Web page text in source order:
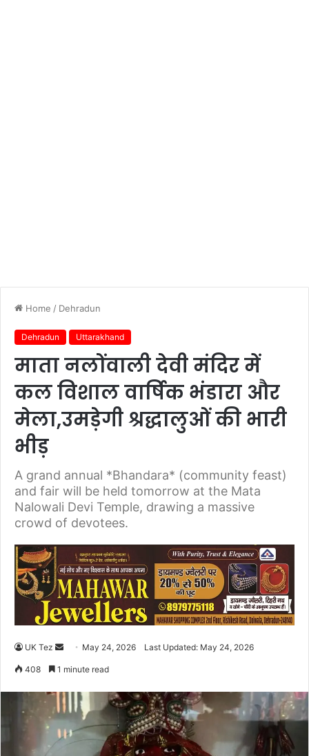
Home / Dehradun
Dehradun Uttarakhand
माता नलोंवाली देवी मंदिर में
कल विशाल वार्षिक भंडारा और
मेला,उमड़ेगी श्रद्धालुओं की भारी
भीड़
A grand annual *Bhandara* (community feast)
and fair will be held tomorrow at the Mata
Nalowali Devi Temple, drawing a massive
crowd of devotees.
UK Tez
d
a
n
May 24, 2026 Last Updated: May 24, 2026
408 1 minute read